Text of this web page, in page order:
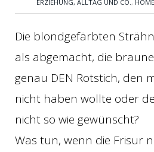
ERZIEHUNG, ALLTAG UND CO. , HOME
Die blondgefärbten
als abgemacht, die
genau DEN Rotstich, den
nicht haben wollte oder
nicht so wie gewünscht?
Was tun, wenn die Frisur